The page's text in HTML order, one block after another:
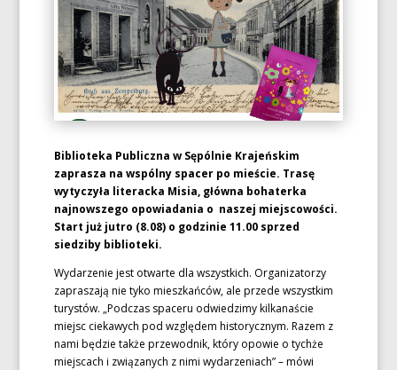
Biblioteka Publiczna w Sępólnie Krajeńskim
zaprasza na wspólny spacer po mieście. Trasę
wytyczyła literacka Misia, główna bohaterka
najnowszego opowiadania o naszej miejscowości.
Start już jutro (8.08) o godzinie 11.00 sprzed
siedziby biblioteki.
Wydarzenie jest otwarte dla wszystkich. Organizatorzy
zapraszają nie tyko mieszkańców, ale przede wszystkim
turystów. „Podczas spaceru odwiedzimy kilkanaście
miejsc ciekawych pod względem historycznym. Razem z
nami będzie także przewodnik, który opowie o tychże
miejscach i związanych z nimi wydarzeniach” – mówi